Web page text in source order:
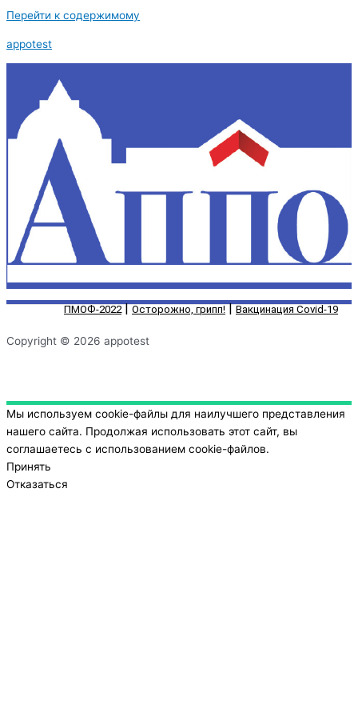
Перейти к содержимому
appotest
ПМОФ-2022|Осторожно, грипп!|Вакцинация Covid-19
Copyright © 2026 appotest
Мы используем cookie-файлы для наилучшего представления
нашего сайта. Продолжая использовать этот сайт, вы
соглашаетесь с использованием cookie-файлов.
Принять
Отказаться